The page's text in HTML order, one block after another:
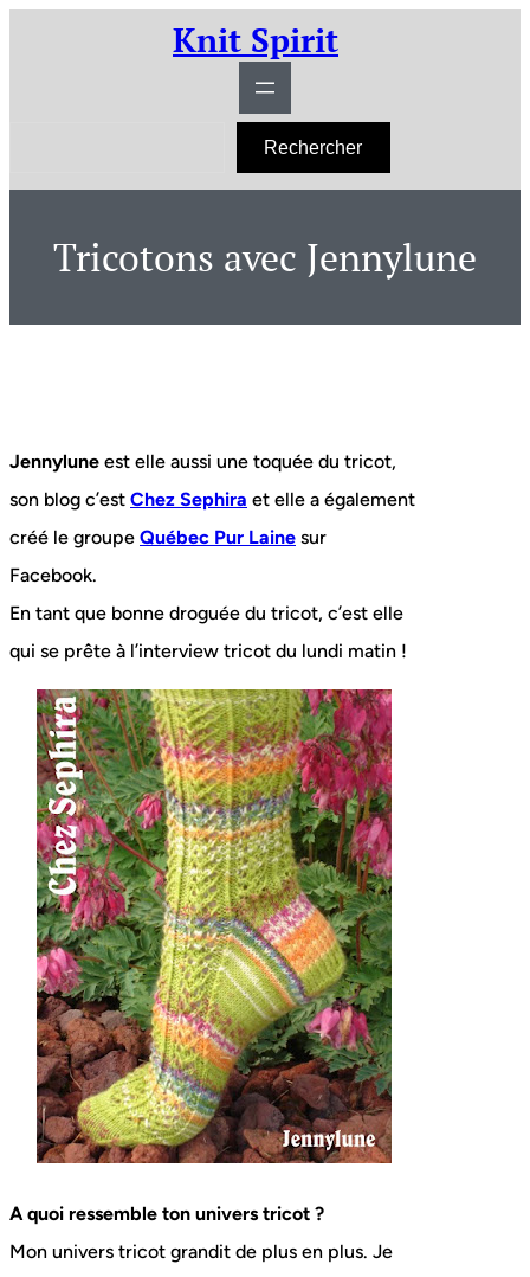
Knit Spirit
h
Rechercher
Tricotons avec Jennylune
Jennylune est elle aussi une toquée du tricot,
son blog c’est Chez Sephira et elle a également
créé le groupe Québec Pur Laine sur
Facebook.
En tant que bonne droguée du tricot, c’est elle
qui se prête à l’interview tricot du lundi matin !
A quoi ressemble ton univers tricot ?
Mon univers tricot grandit de plus en plus. Je